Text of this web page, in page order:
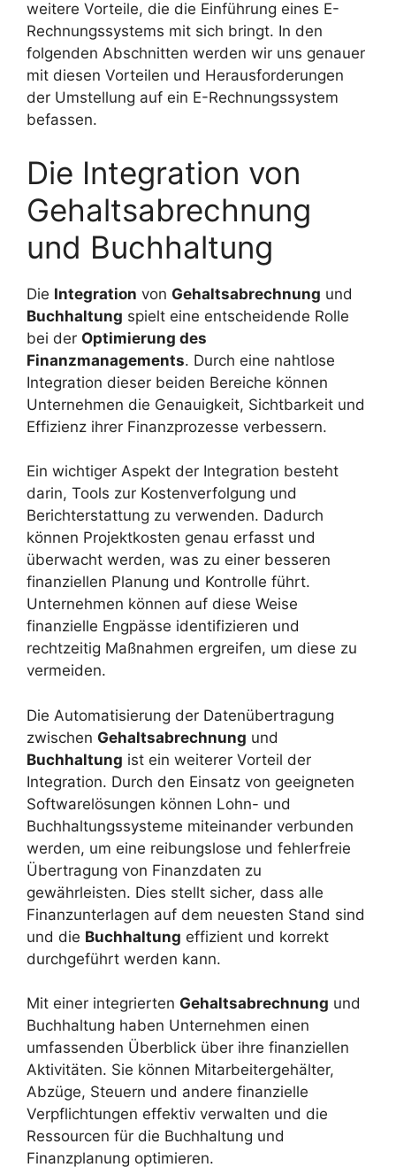
weitere Vorteile, die die Einführung eines E-
Rechnungssystems mit sich bringt. In den
folgenden Abschnitten werden wir uns genauer
mit diesen Vorteilen und Herausforderungen
der Umstellung auf ein E-Rechnungssystem
befassen.
Die Integration von
Gehaltsabrechnung
und Buchhaltung
Die Integration von Gehaltsabrechnung und
Buchhaltung spielt eine entscheidende Rolle
bei der Optimierung des
Finanzmanagements. Durch eine nahtlose
Integration dieser beiden Bereiche können
Unternehmen die Genauigkeit, Sichtbarkeit und
Effizienz ihrer Finanzprozesse verbessern.
Ein wichtiger Aspekt der Integration besteht
darin, Tools zur Kostenverfolgung und
Berichterstattung zu verwenden. Dadurch
können Projektkosten genau erfasst und
überwacht werden, was zu einer besseren
finanziellen Planung und Kontrolle führt.
Unternehmen können auf diese Weise
finanzielle Engpässe identifizieren und
rechtzeitig Maßnahmen ergreifen, um diese zu
vermeiden.
Die Automatisierung der Datenübertragung
zwischen Gehaltsabrechnung und
Buchhaltung ist ein weiterer Vorteil der
Integration. Durch den Einsatz von geeigneten
Softwarelösungen können Lohn- und
Buchhaltungssysteme miteinander verbunden
werden, um eine reibungslose und fehlerfreie
Übertragung von Finanzdaten zu
gewährleisten. Dies stellt sicher, dass alle
Finanzunterlagen auf dem neuesten Stand sind
und die Buchhaltung effizient und korrekt
durchgeführt werden kann.
Mit einer integrierten Gehaltsabrechnung und
Buchhaltung haben Unternehmen einen
umfassenden Überblick über ihre finanziellen
Aktivitäten. Sie können Mitarbeitergehälter,
Abzüge, Steuern und andere finanzielle
Verpflichtungen effektiv verwalten und die
Ressourcen für die Buchhaltung und
Finanzplanung optimieren.